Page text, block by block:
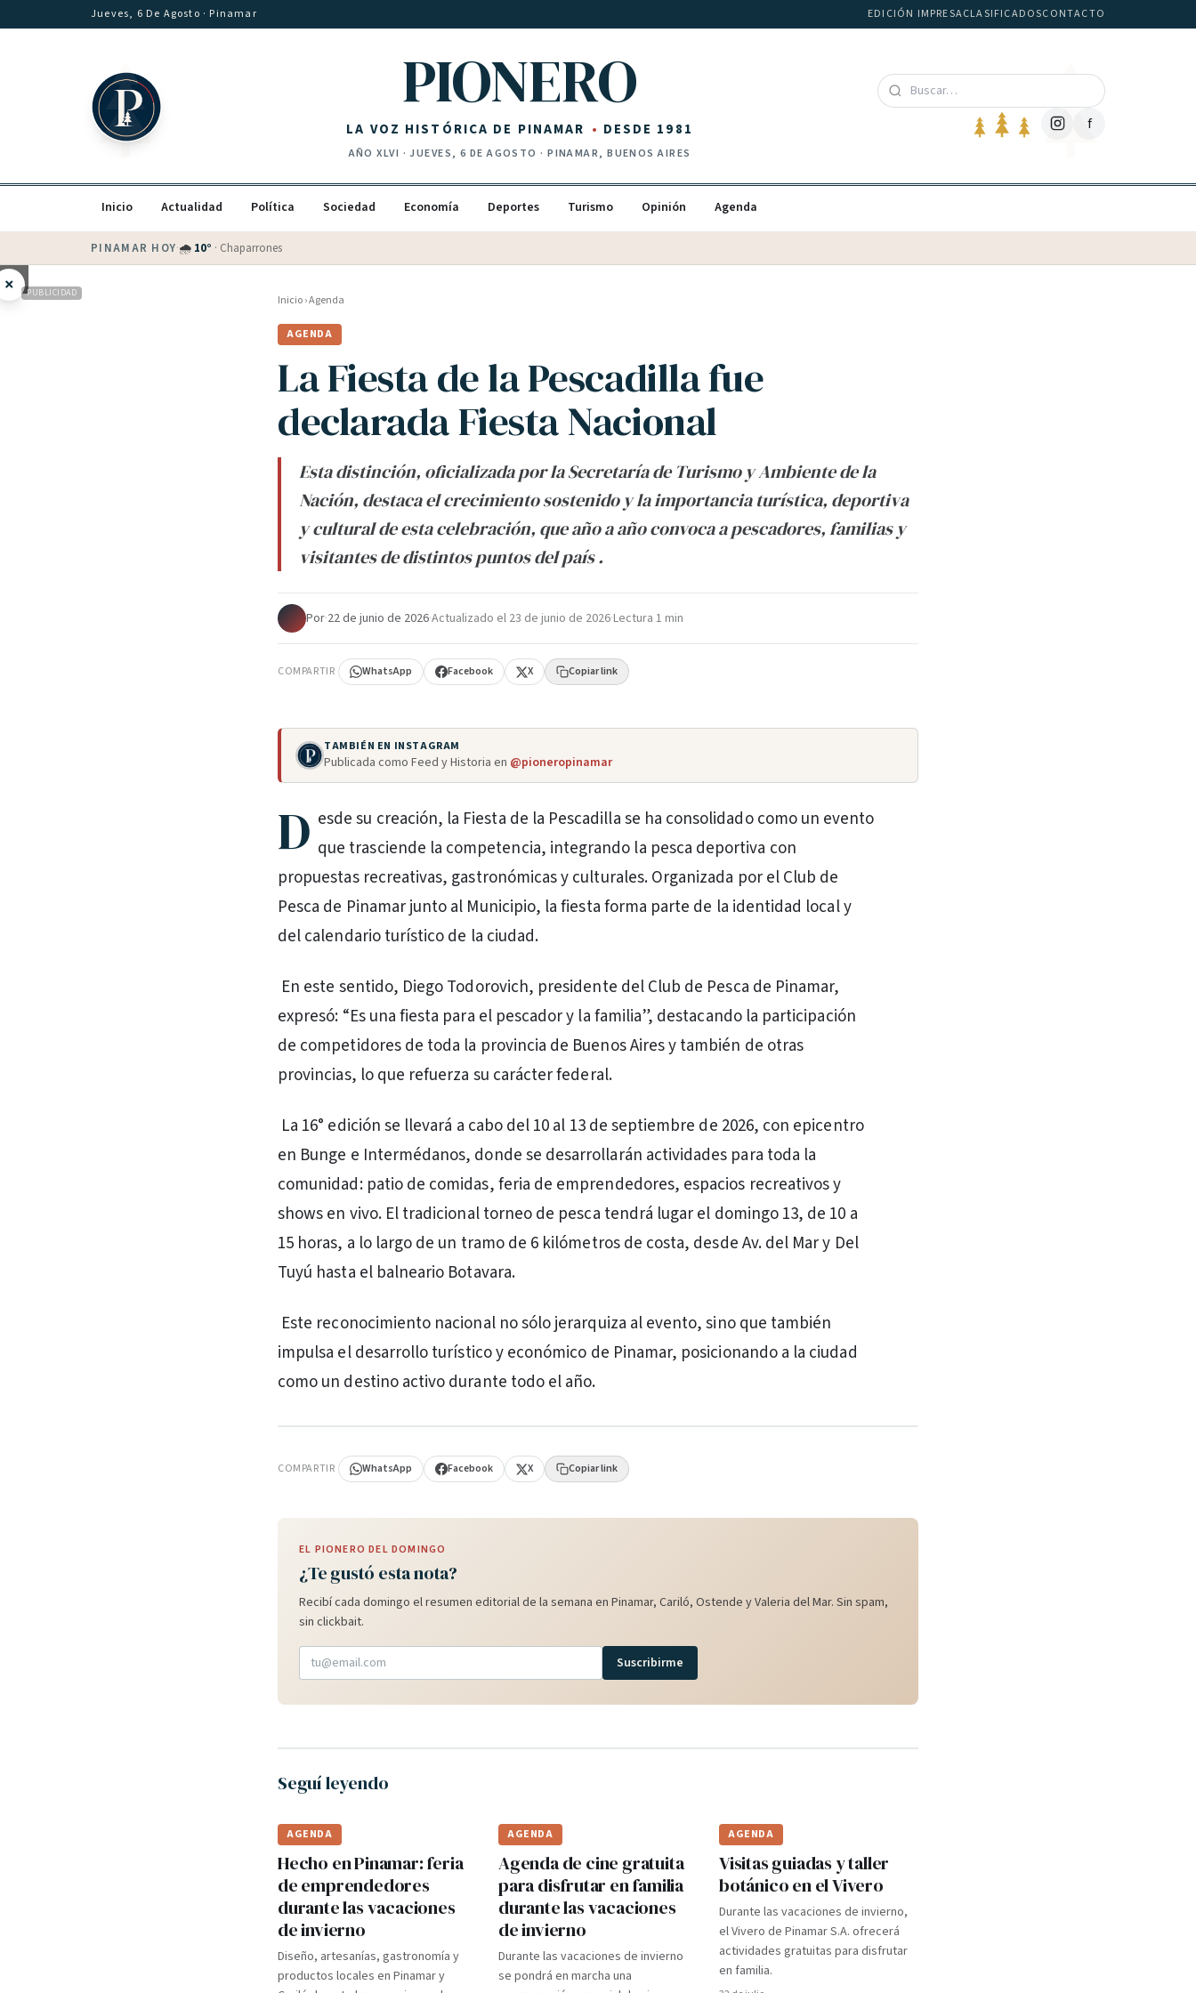
Saltar al contenidoJueves, 6 De Agosto · Pinamar EDICIÓN IMPRESACLASIFICADOSCONTACTO
PIONERO
LA VOZ HISTÓRICA DE PINAMAR DESDE 1981
AÑOXLVI ·JUEVES, 6 DE AGOSTO · PINAMAR, BUENOS AIRES
f
Inicio Actualidad Política Sociedad Economía Deportes Turismo Opinión Agenda
PINAMAR HOY·💵 Dólar blue$1530· oficial $
× PUBLICIDAD Inicio›Agenda
AGENDA
La Fiesta de la Pescadilla fue
declarada Fiesta Nacional
Esta distinción, oficializada por la Secretaría de Turismo y Ambiente de la
Nación, destaca el crecimiento sostenido y la importancia turística, deportiva
y cultural de esta celebración, que año a año convoca a pescadores, familias y
visitantes de distintos puntos del país .
Por·22 de junio de 2026·Actualizado el 23 de junio de 2026·Lectura 1 min
COMPARTIR WhatsApp Facebook X Copiar link
TAMBIÉN EN INSTAGRAM
Publicada como Feed y Historia en @pioneropinamar
D esde su creación, la Fiesta de la Pescadilla se ha consolidado como un evento
que trasciende la competencia, integrando la pesca deportiva con
propuestas recreativas, gastronómicas y culturales. Organizada por el Club de
Pesca de Pinamar junto al Municipio, la fiesta forma parte de la identidad local y
del calendario turístico de la ciudad.
En este sentido, Diego Todorovich, presidente del Club de Pesca de Pinamar,
expresó: “Es una fiesta para el pescador y la familia”, destacando la participación
de competidores de toda la provincia de Buenos Aires y también de otras
provincias, lo que refuerza su carácter federal.
La 16° edición se llevará a cabo del 10 al 13 de septiembre de 2026, con epicentro
en Bunge e Intermédanos, donde se desarrollarán actividades para toda la
comunidad: patio de comidas, feria de emprendedores, espacios recreativos y
shows en vivo. El tradicional torneo de pesca tendrá lugar el domingo 13, de 10 a
15 horas, a lo largo de un tramo de 6 kilómetros de costa, desde Av. del Mar y Del
Tuyú hasta el balneario Botavara.
Este reconocimiento nacional no sólo jerarquiza al evento, sino que también
impulsa el desarrollo turístico y económico de Pinamar, posicionando a la ciudad
como un destino activo durante todo el año.
COMPARTIR WhatsApp Facebook X Copiar link
EL PIONERO DEL DOMINGO
¿Te gustó esta nota?
Recibí cada domingo el resumen editorial de la semana en Pinamar, Cariló, Ostende y Valeria del Mar. Sin spam,
sin clickbait.
Suscribirme
Seguí leyendo
AGENDA
Hecho en Pinamar: feria
de emprendedores
durante las vacaciones
de invierno
Diseño, artesanías, gastronomía y
productos locales en Pinamar y
AGENDA
Agenda de cine gratuita
para disfrutar en familia
durante las vacaciones
de invierno
Durante las vacaciones de invierno
se pondrá en marcha una
AGENDA
Visitas guiadas y taller
botánico en el Vivero
Durante las vacaciones de invierno,
el Vivero de Pinamar S.A. ofrecerá
actividades gratuitas para disfrutar
en familia.